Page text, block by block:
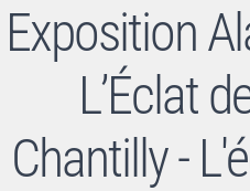
Exposition
L’Éclat
Chantilly -